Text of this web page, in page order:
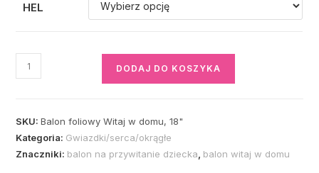
HEL
DODAJ DO KOSZYKA
SKU:Balon foliowy Witaj w domu, 18"
Kategoria: Gwiazdki/serca/okrągłe
Znaczniki: balon na przywitanie dziecka, balon witaj w domu